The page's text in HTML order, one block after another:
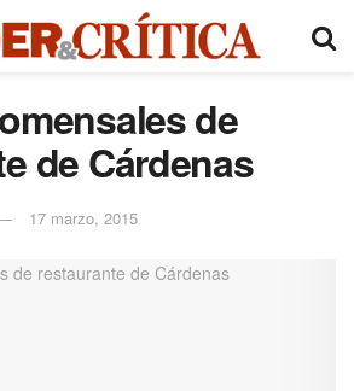
de
de Cárdenas
17 marzo, 2015